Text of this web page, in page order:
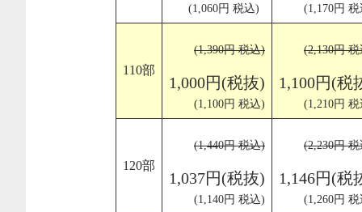
(1,060円 税込) (1,170円
110部
(1,390円 税込)
1,000円(税抜)
(1,100円 税込)
(2,130円
1,100円(税
(1,210円
120部
(1,440円 税込)
1,037円(税抜)
(1,140円 税込)
(2,230円
1,146円(税
(1,260円